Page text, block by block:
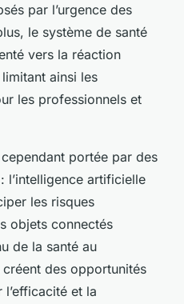
par l’urgence des
le système de santé
vers la réaction
ainsi les
les professionnels et
portée par des
l’intelligence artificielle
les risques
objets connectés
de la santé au
des opportunités
et la